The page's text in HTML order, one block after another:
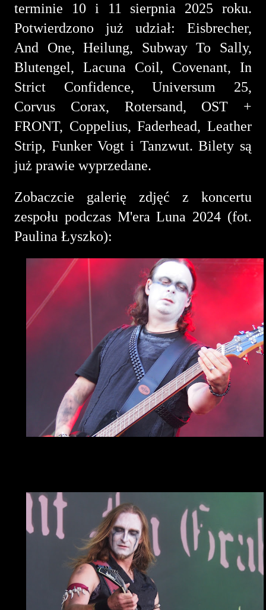
terminie 10 i 11 sierpnia 2025 roku.
Potwierdzono już udział: Eisbrecher,
And One, Heilung, Subway To Sally,
Blutengel, Lacuna Coil, Covenant, In
Strict Confidence, Universum 25,
Corvus Corax, Rotersand, OST +
FRONT, Coppelius, Faderhead, Leather
Strip, Funker Vogt i Tanzwut. Bilety są
już prawie wyprzedane.
Zobaczcie galerię zdjęć z koncertu
zespołu podczas M'era Luna 2024 (fot.
Paulina Łyszko):